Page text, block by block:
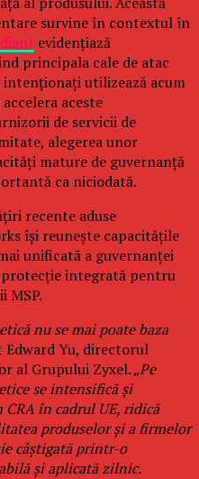
survine în contextul în
evidențiază
principala cale de atac
utilizează acum
aceste
de servicii de
alegerea unor
mature de guvernanță
ca niciodată.
recente aduse
își reunește capacitățile
unificată a guvernanței
integrată pentru
MSP.
nu se mai poate baza
Edward Yu, directorul
al Grupului Zyxel. „Pe
se intensifică și
în cadrul UE, ridică
produselor și a firmelor
câștigată printr-o
și aplicată zilnic.